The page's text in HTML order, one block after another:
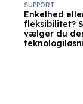
Enkelhed
fleksibilitet?
vælger du
SUPPORT